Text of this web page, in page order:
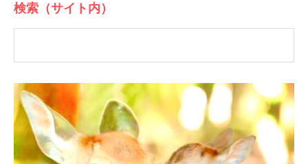
検索（サイト内）